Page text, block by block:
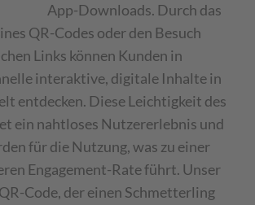
App-Downloads. Durch das
QR-Codes oder den Besuch
Links können Kunden in
interaktive, digitale Inhalte in
entdecken. Diese Leichtigkeit des
ein nahtloses Nutzererlebnis und
für die Nutzung, was zu einer
Engagement-Rate führt. Unser
Code, der einen Schmetterling